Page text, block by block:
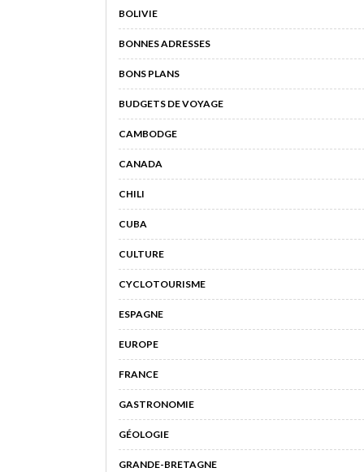
BOLIVIE
BONNES ADRESSES
BONS PLANS
BUDGETS DE VOYAGE
CAMBODGE
CANADA
CHILI
CUBA
CULTURE
CYCLOTOURISME
ESPAGNE
EUROPE
FRANCE
GASTRONOMIE
GÉOLOGIE
GRANDE-BRETAGNE